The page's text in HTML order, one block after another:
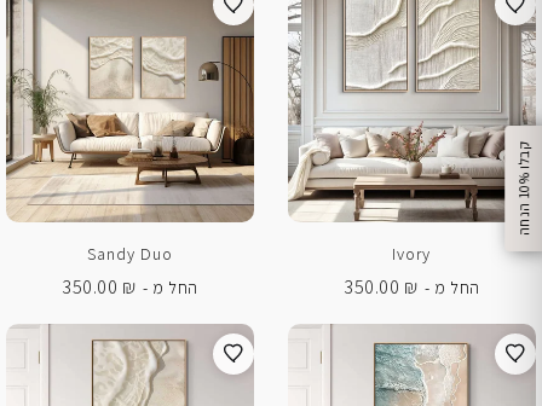
ק
ב
ל
ו
1
0
%
ה
נ
ח
ה
Ivory
החל מ -
350.00 ₪
Sandy Duo
החל מ -
350.00 ₪